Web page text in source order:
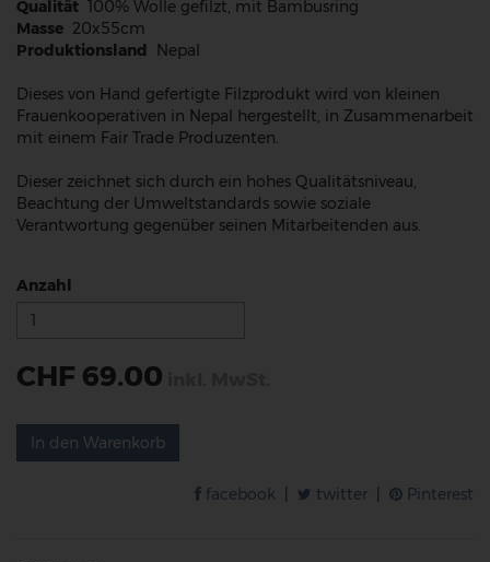
Qualität 100% Wolle gefilzt, mit Bambusring
Masse 20x55cm
Produktionsland Nepal
Dieses von Hand gefertigte Filzprodukt wird von kleinen
Frauenkooperativen in Nepal hergestellt, in Zusammenarbeit
mit einem Fair Trade Produzenten.
Dieser zeichnet sich durch ein hohes Qualitätsniveau,
Beachtung der Umweltstandards sowie soziale
Verantwortung gegenüber seinen Mitarbeitenden aus.
Anzahl
CHF 69.00
In den Warenkorb
facebook twitter Pinterest